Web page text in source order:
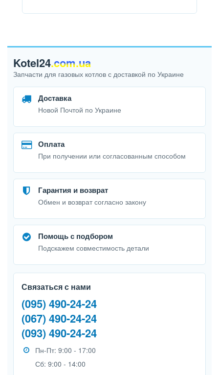
Kotel24.com.ua
Запчасти для газовых котлов с доставкой по Украине
Доставка
Новой Почтой по Украине
Оплата
При получении или согласованным способом
Гарантия и возврат
Обмен и возврат согласно закону
Помощь с подбором
Подскажем совместимость детали
Связаться с нами
(095) 490-24-24
(067) 490-24-24
(093) 490-24-24
Пн-Пт: 9:00 - 17:00
Сб: 9:00 - 14:00